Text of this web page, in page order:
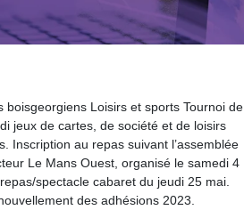
boisgeorgiens Loisirs et sports Tournoi de
jeux de cartes, de société et de loisirs
Inscription au repas suivant l’assemblée
Le Mans Ouest, organisé le samedi 4
spectacle cabaret du jeudi 25 mai.
des adhésions 2023.